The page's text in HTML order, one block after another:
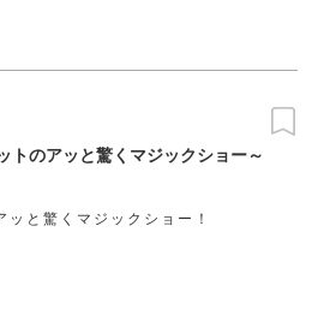
トのアッと驚くマジックショー～
ッと驚くマジックショー！